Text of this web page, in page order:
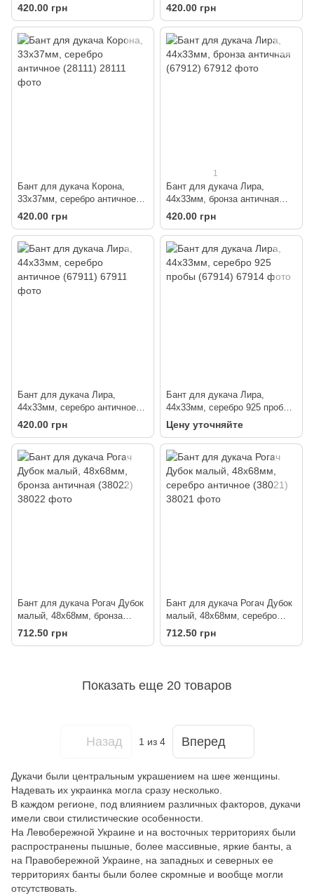
античное (29111)
420.00 грн (28112)
420.00 грн
Бант для дукача Корона,
33х37мм, серебро античное
(28111)
420.00 грн
1
Бант для дукача Лира,
44х33мм, бронза античная
(67912)
420.00 грн
Бант для дукача Лира,
44х33мм, серебро античное
(67911)
420.00 грн
Бант для дукача Лира,
44х33мм, серебро 925 пробы
(67914)
Цену уточняйте
Бант для дукача Рогач Дубок
малый, 48х68мм, бронза
античная (38022)
712.50 грн
Бант для дукача Рогач Дубок
малый, 48х68мм, серебро
античное (38021)
712.50 грн
Показать еще 20 товаров
Назад 1 из 4 Вперед
Дукачи были центральным украшением на шее женщины.
Надевать их украинка могла сразу несколько.
В каждом регионе, под влиянием различных факторов, дукачи
имели свои стилистические особенности.
На Левобережной Украине и на восточных территориях были
распространены пышные, более массивные, яркие банты, а
на Правобережной Украине, на западных и северных ее
территориях банты были более скромные и вообще могли
отсутствовать.